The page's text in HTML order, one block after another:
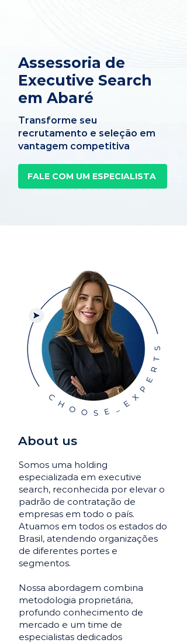
Assessoria de
Executive Search
em Abaré
Transforme seu
recrutamento e seleção em
vantagem competitiva
FALE COM UM ESPECIALISTA
About us
Somos uma holding
especializada em executive
search, reconhecida por elevar o
padrão de contratação de
empresas em todo o país.
Atuamos em todos os estados do
Brasil, atendendo organizações
de diferentes portes e
segmentos.
Nossa abordagem combina
metodologia proprietária,
profundo conhecimento de
mercado e um time de
especialistas dedicados